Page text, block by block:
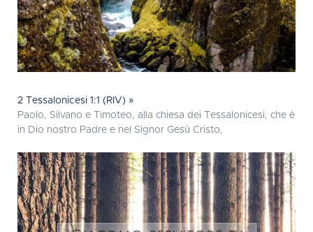
2 Tessalonicesi 1:1 (RIV) »
Paolo, Silvano e Timoteo, alla chiesa dei Tessalonicesi, che è
in Dio nostro Padre e nel Signor Gesù Cristo,